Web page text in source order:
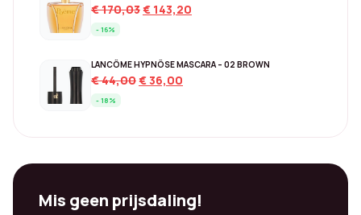
€170,03Original
€ 170,03.
€ 143,20
- 16%
LANCÔME HYPNÔSE MASCARA – 02 BROWN
€44,00Original
€36,00
- 18%
Mis geen prijsdaling!